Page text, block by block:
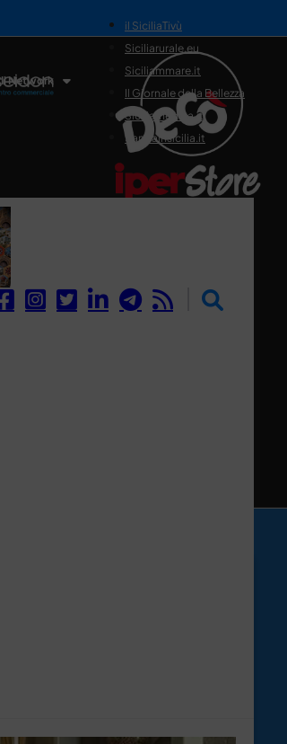
Il Network
il SiciliaTivù
Siciliarurale.eu
Siciliammare.it
Il Giornale della Bellezza
Siciliamedica.it
Sanitainsicilia.it